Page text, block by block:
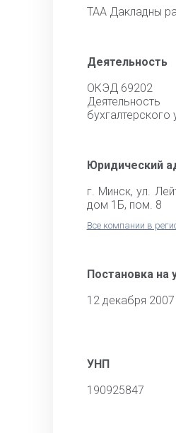
ТАА Дакладны
Деятельность
ОКЭД 69202
бухгалтерского
Юридический
г. Минск, ул.
дом 1Б, пом. 8
Все компании в
Постановка на
12 декабря 2007
УНП
190925847